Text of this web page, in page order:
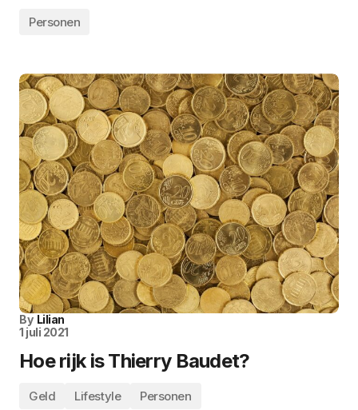
Personen
By Lilian
1 juli 2021
Hoe rijk is Thierry Baudet?
Geld Lifestyle Personen